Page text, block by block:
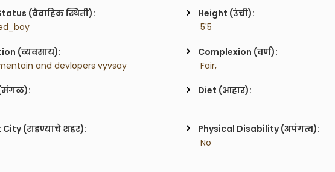
(वैवाहिक स्थिती):
Height (उंची):
5'5
(व्यवसाय):
and devlopers vyvsay
Complexion (वर्ण):
Fair,
Diet (आहार):
(राहण्याचे शहर):
Physical Disability (अपंगत्व):
No